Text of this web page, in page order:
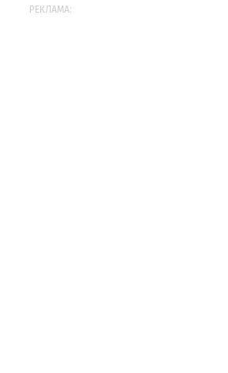
РЕКЛАМА: